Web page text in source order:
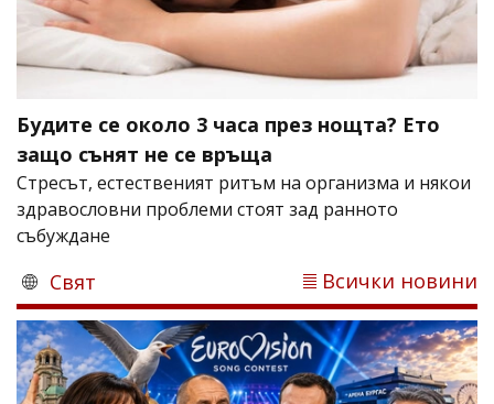
Будите се около 3 часа през нощта? Ето
защо сънят не се връща
Стресът, естественият ритъм на организма и някои
здравословни проблеми стоят зад ранното
събуждане
Свят Всички новини